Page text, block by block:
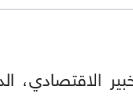
الاقتصادي،